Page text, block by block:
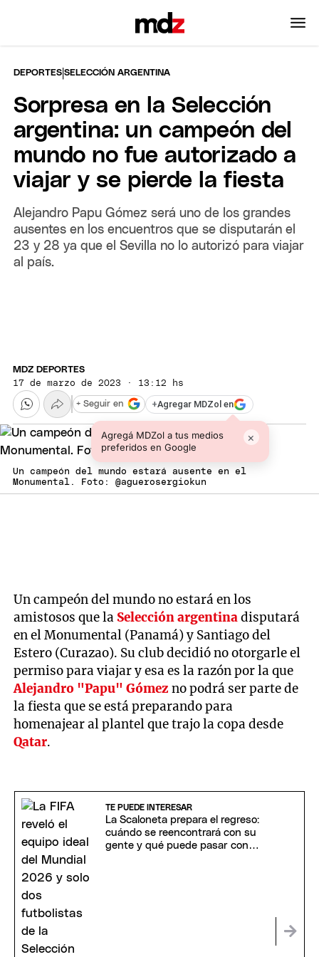
DEPORTES |SELECCIÓN ARGENTINA
Sorpresa en la Selección
argentina: un campeón del
mundo no fue autorizado a
viajar y se pierde la fiesta
Alejandro Papu Gómez será uno de los grandes
ausentes en los encuentros que se disputarán el
23 y 28 ya que el Sevilla no lo autorizó para viajar
al país.
MDZ DEPORTES
17 de marzo de 2023 · 13:12 hs
+Agregar MDZol en
Agregá MDZol a tus medios
preferidos en Google
×
+ Seguir en
Un campeón del mundo estará ausente en el
Monumental. Foto: @aguerosergiokun
Un campeón del mundo no estará en los
amistosos que la Selección argentinadisputará
en el Monumental (Panamá) y Santiago del
Estero (Curazao). Su club decidió no otorgarle el
permiso para viajar y esa es la razón por la que
Alejandro "Papu" Gómez no podrá ser parte de
la fiesta que se está preparando para
homenajear al plantel que trajo la copa desde
Qatar.
TE PUEDE INTERESAR
La Scaloneta prepara el regreso:
cuándo se reencontrará con su
gente y qué puede pasar con